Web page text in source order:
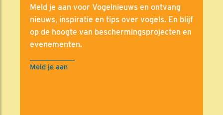
Meld je aan voor Vogelnieuws en ontvang
nieuws, inspiratie en tips over vogels. En blijf
op de hoogte van beschermingsprojecten en
evenementen.
Meld je aan